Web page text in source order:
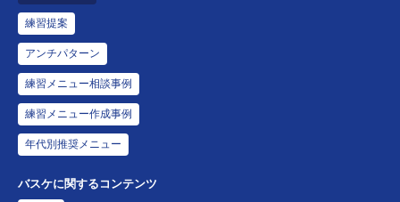
練習提案
アンチパターン
練習メニュー相談事例
練習メニュー作成事例
年代別推奨メニュー
バスケに関するコンテンツ